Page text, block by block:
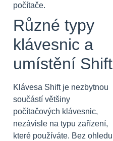
počítače.
Různé typy
klávesnic a
umístění Shift
Klávesa Shift je nezbytnou
součástí většiny
počítačových klávesnic,
nezávisle na typu zařízení,
které používáte. Bez ohledu